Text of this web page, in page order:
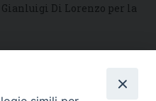
Di Lorenzo per la
DI ALBANO